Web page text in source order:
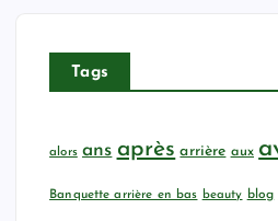
Tags
alors ans après arrière aux
Banquette arrière en bas beauty blog